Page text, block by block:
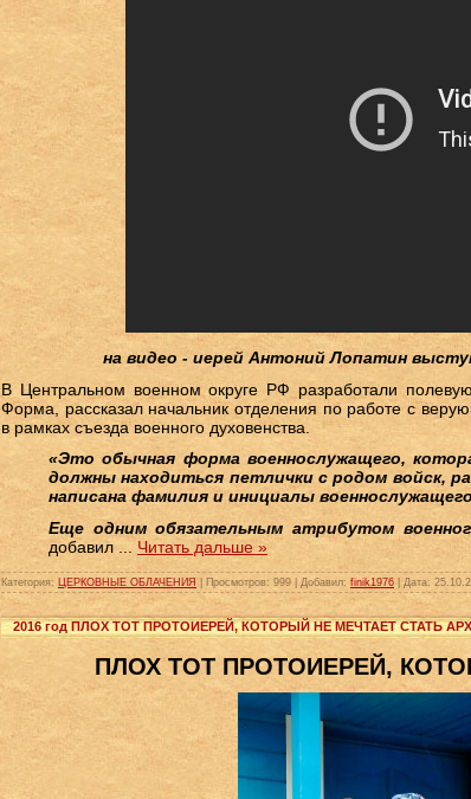
на видео - иерей Антоний Лопатин
В Центральном военном округе РФ разработали
Форма, рассказал начальник отделения по работе с
в рамках съезда военного духовенства.
«Это обычная форма военнослужащего,
должны находиться петлички с родом войск,
написана фамилия и инициалы
Еще одним обязательным атрибутом
добавил
Читать дальше »
Категория: ЦЕРКОВНЫЕ ОБЛАЧЕНИЯ Просмотров: 999 Добавил: finik1976 Дата:
2016 год ПЛОХ ТОТ ПРОТОИЕРЕЙ, КОТОРЫЙ НЕ МЕЧТАЕТ СТАТЬ
ПЛОХ ТОТ ПРОТОИЕРЕЙ,